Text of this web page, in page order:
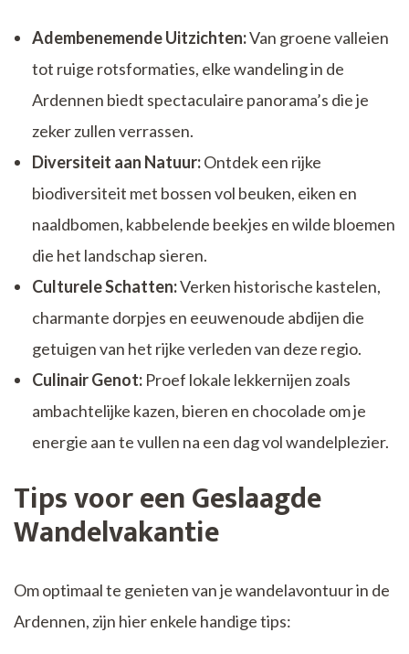
Adembenemende Uitzichten:Van groene valleien
tot ruige rotsformaties, elke wandeling in de
Ardennen biedt spectaculaire panorama’s die je
zeker zullen verrassen.
Diversiteit aan Natuur:Ontdek een rijke
biodiversiteit met bossen vol beuken, eiken en
naaldbomen, kabbelende beekjes en wilde bloemen
die het landschap sieren.
Culturele Schatten:Verken historische kastelen,
charmante dorpjes en eeuwenoude abdijen die
getuigen van het rijke verleden van deze regio.
Culinair Genot: Proef lokale lekkernijen zoals
ambachtelijke kazen, bieren en chocolade om je
energie aan te vullen na een dag vol wandelplezier.
Tips voor een Geslaagde
Wandelvakantie
Om optimaal te genieten van je wandelavontuur in de
Ardennen, zijn hier enkele handige tips: